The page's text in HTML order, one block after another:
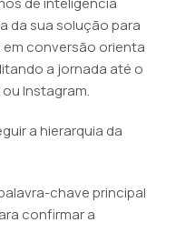
da sua solução para
conversão orienta
a jornada até o
Instagram.
a hierarquia da
chave principal
confirmar a